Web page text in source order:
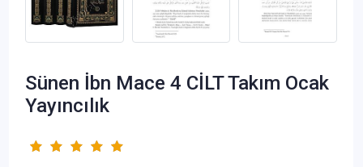
Sünen İbn Mace 4 CİLT Takım Ocak
Yayıncılık